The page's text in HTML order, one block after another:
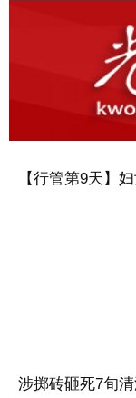
【行管第9天】
涉掷砖砸死7旬